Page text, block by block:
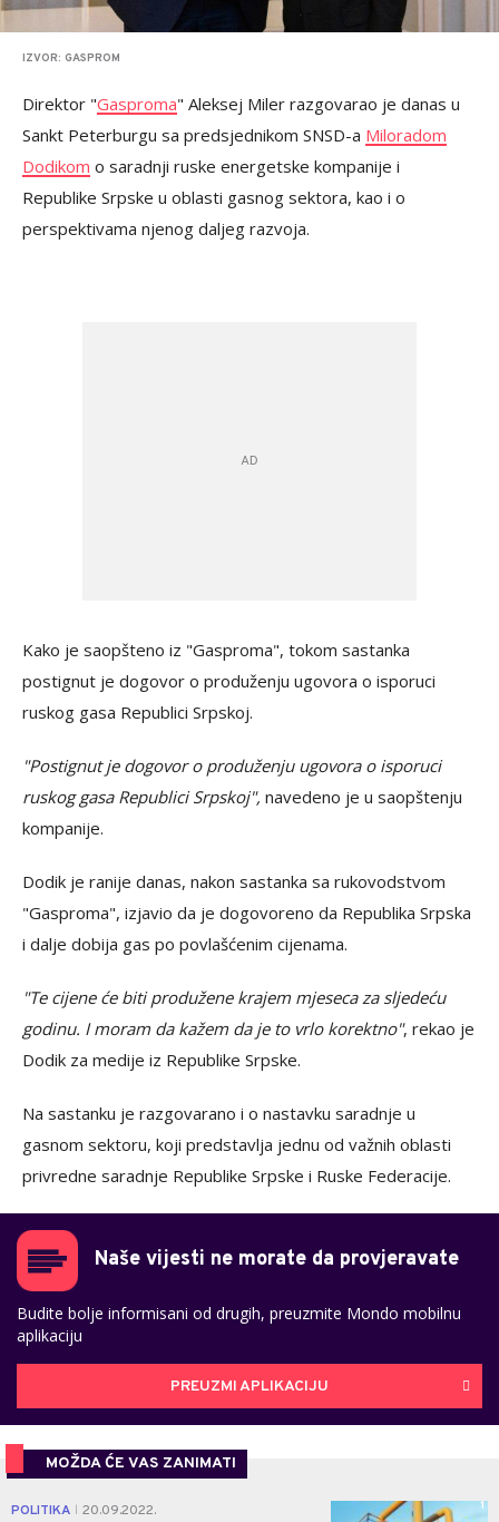
IZVOR: GASPROM
Direktor "Gasproma" Aleksej Miler razgovarao je danas u
Sankt Peterburgu sa predsjednikom SNSD-a Miloradom
Dodikom o saradnji ruske energetske kompanije i
Republike Srpske u oblasti gasnog sektora, kao i o
perspektivama njenog daljeg razvoja.
Kako je saopšteno iz "Gasproma", tokom sastanka
postignut je dogovor o produženju ugovora o isporuci
ruskog gasa Republici Srpskoj.
"Postignut je dogovor o produženju ugovora o isporuci
ruskog gasa Republici Srpskoj", navedeno je u saopštenju
kompanije.
Dodik je ranije danas, nakon sastanka sa rukovodstvom
"Gasproma", izjavio da je dogovoreno da Republika Srpska
i dalje dobija gas po povlašćenim cijenama.
"Te cijene će biti produžene krajem mjeseca za sljedeću
godinu. I moram da kažem da je to vrlo korektno", rekao je
Dodik za medije iz Republike Srpske.
Na sastanku je razgovarano i o nastavku saradnje u
gasnom sektoru, koji predstavlja jednu od važnih oblasti
privredne saradnje Republike Srpske i Ruske Federacije.
Naše vijesti ne morate da provjeravate
Budite bolje informisani od drugih, preuzmite Mondo mobilnu
aplikaciju
PREUZMI APLIKACIJU
MOŽDA ĆE VAS ZANIMATI
POLITIKA 20.09.2022. 1